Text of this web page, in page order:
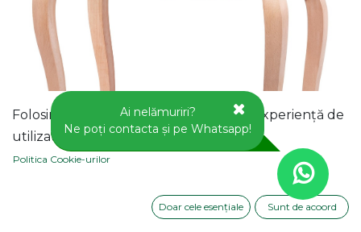
Folosim cookie-uri pentru a vă oferi o experiență de
utilizator mai bună pe acest site web.
Politica Cookie-urilor
Doar cele esențiale Sunt de acoord
Ai nelămuriri?
Ne poți contacta și pe Whatsapp!